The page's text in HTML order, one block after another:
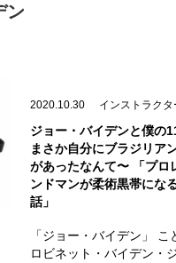
ン
2020.10.30 インストラクタ
ジョー・バイデンと僕の
まさか自分にブラジリア
があったなんて〜 「プロ
ンドマンが柔術黒帯にな
話」
「ジョー・バイデン」 こ
ロビネット・バイデン・